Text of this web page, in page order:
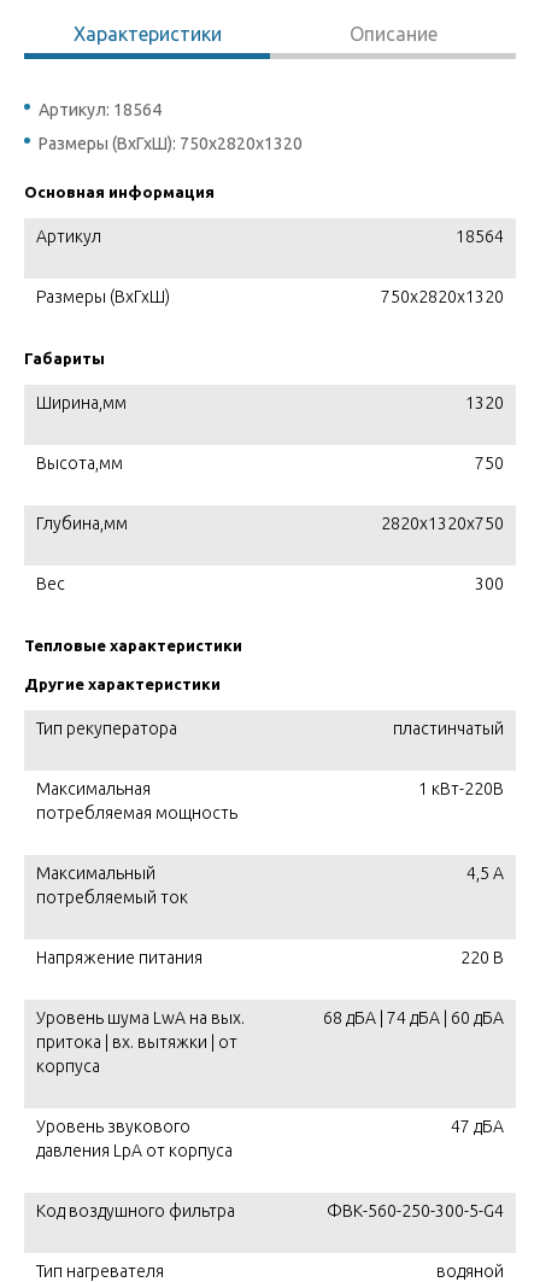
Характеристики Описание
Артикул: 18564
Размеры (ВхГхШ): 750x2820x1320
Основная информация
Артикул 18564
Размеры (ВхГхШ) 750x2820x1320
Габариты
Ширина,мм 1320
Высота,мм 750
Глубина,мм 2820x1320x750
Вес 300
Тепловые характеристики
Другие характеристики
Тип рекуператора пластинчатый
Максимальная
потребляемая мощность
1 кВт-220В
Максимальный
потребляемый ток
4,5 А
Напряжение питания 220 В
Уровень шума LwA на вых.
притока | вх. вытяжки | от
корпуса
68 дБА | 74 дБА | 60 дБА
Уровень звукового
давления LpA от корпуса
47 дБА
Код воздушного фильтра ФВК-560-250-300-5-G4
Тип нагревателя водяной